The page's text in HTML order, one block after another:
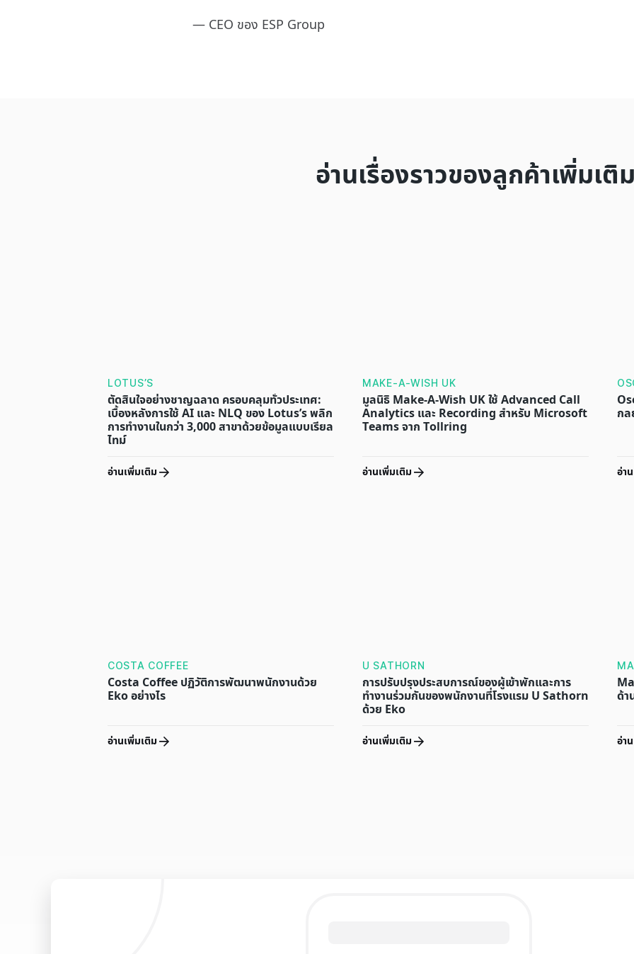
—‍ CEO ของ ESP Group
อ่านเรื่องราวของลูกค้าเพิ่มเติ
LOTUS’S
ตัดสินใจอย่างชาญฉลาด ครอบคลุมทั่วประเทศ:
เบื้องหลังการใช้ AI และ NLQ ของ Lotus’s พลิก
การทำงานในกว่า 3,000 สาขาด้วยข้อมูลแบบเรียล
ไทม์
อ่านเพิ่มเติม
MAKE-A-WISH UK
มูลนิธิ Make-A-Wish UK ใช้ Advanced Call
Analytics และ Recording สำหรับ Microsoft
Teams จาก Tollring
อ่านเพิ่มเติม
กล
อ่า
COSTA COFFEE
Costa Coffee ปฏิวัติการพัฒนาพนักงานด้วย
Eko อย่างไร
อ่านเพิ่มเติม
U SATHORN
การปรับปรุงประสบการณ์ของผู้เข้าพักและการ
ทำงานร่วมกันของพนักงานที่โรงแรม U Sathorn
ด้วย Eko
อ่านเพิ่มเติม
ด้า
อ่า